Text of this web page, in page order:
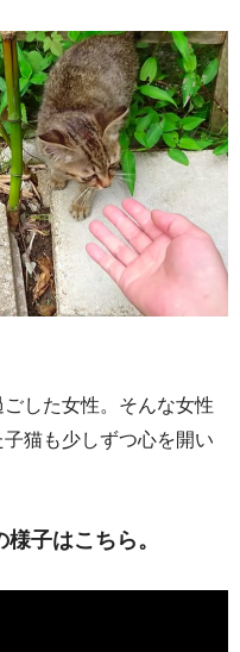
した女性。そんな女性
猫も少しずつ心を開い
子はこちら。